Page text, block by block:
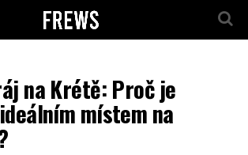
na Krétě: Proč je
místem na